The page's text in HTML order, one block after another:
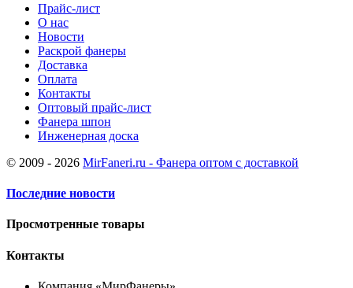
Прайс-лист
О нас
Новости
Раскрой фанеры
Доставка
Оплата
Контакты
Оптовый прайс-лист
Фанера шпон
Инженерная доска
© 2009 - 2026 MirFaneri.ru - Фанера оптом с доставкой
Последние новости
Просмотренные товары
Контакты